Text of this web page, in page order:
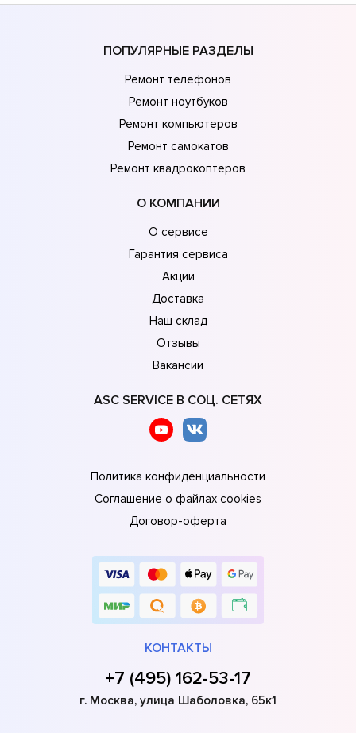
ПОПУЛЯРНЫЕ РАЗДЕЛЫ
Ремонт телефонов
Ремонт ноутбуков
Ремонт компьютеров
Ремонт самокатов
Ремонт квадрокоптеров
О КОМПАНИИ
О сервисе
Гарантия сервиса
Акции
Доставка
Наш склад
Отзывы
Вакансии
ASC SERVICE В СОЦ. СЕТЯХ
Политика конфиденциальности
Соглашение о файлах cookies
Договор-оферта
КОНТАКТЫ
+7 (495) 162-53-17
г. Москва, улица Шаболовка, 65к1